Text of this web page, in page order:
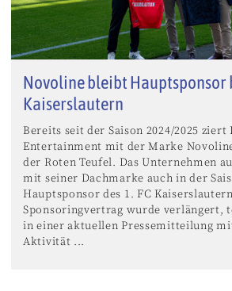
Novoline bleibt Hauptsponsor
Kaiserslautern
Bereits seit der Saison 2024/2025 ziert
Entertainment mit der Marke
der Roten Teufel. Das Unternehmen
mit seiner Dachmarke auch in der
Hauptsponsor des 1. FC
Sponsoringvertrag wurde verlängert,
in einer aktuellen Pressemitteilung
Aktivität ...